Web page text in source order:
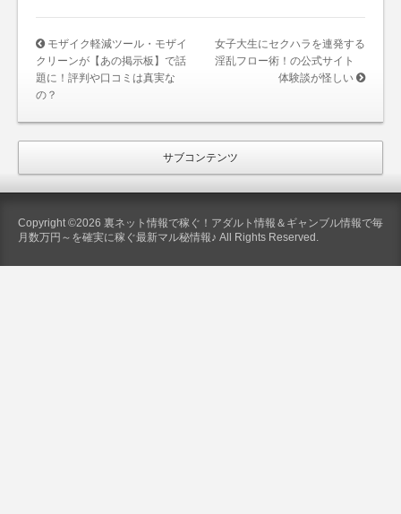
モザイク軽減ツール・モザイ
クリーンが【あの掲示板】で話
題に！評判や口コミは真実な
の？
女子大生にセクハラを連発する
淫乱フロー術！の公式サイト
体験談が怪しい
サブコンテンツ
Copyright ©2026 裏ネット情報で稼ぐ！アダルト情報＆ギャンブル情報で毎
月数万円～を確実に稼ぐ最新マル秘情報♪ All Rights Reserved.